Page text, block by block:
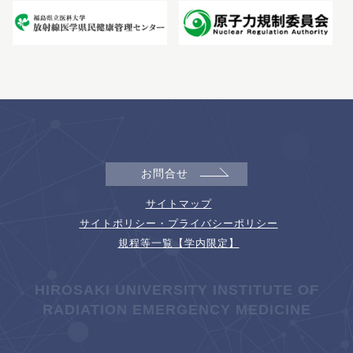
お問合せ
サイトマップ
サイトポリシー・プライバシーポリシー
規程等一覧【学内限定】
HIROSAKI UNIVERSITY INSTITUTE OF
RADIATION EMERGENCY MEDICINE